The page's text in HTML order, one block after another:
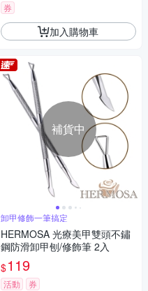
券
加入購物車
補貨中
卸甲修飾一筆搞定
HERMOSA 光療美甲雙頭不鏽
鋼防滑卸甲刨/修飾筆 2入
$119
活動 券